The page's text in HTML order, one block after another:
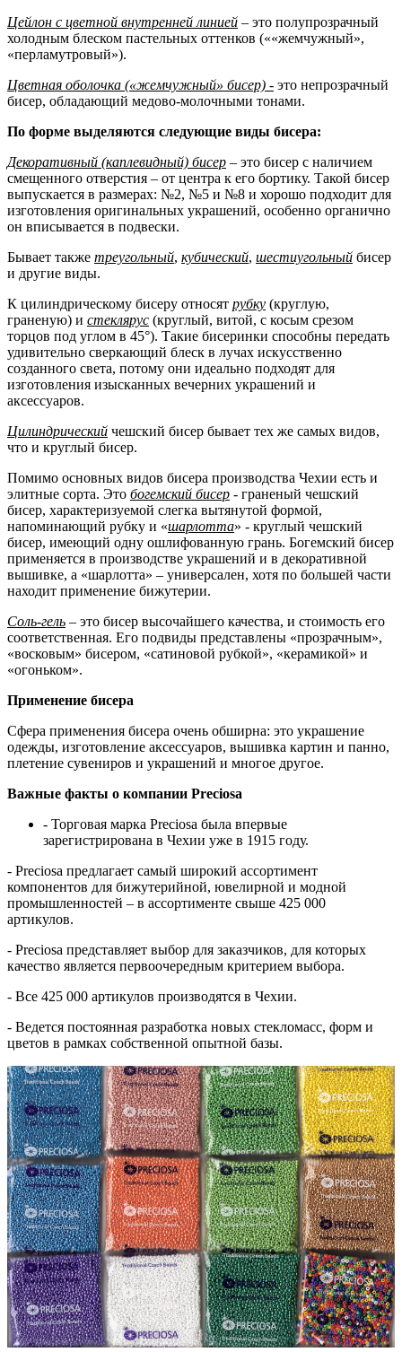
Цейлон с цветной внутренней линией – это полупрозрачный
холодным блеском пастельных оттенков (««жемчужный»,
«перламутровый»).
Цветная оболочка («жемчужный» бисер) - это непрозрачный
бисер, обладающий медово-молочными тонами.
По форме выделяются следующие виды бисера:
Декоративный (каплевидный) бисер – это бисер с наличием
смещенного отверстия – от центра к его бортику. Такой бисер
выпускается в размерах: №2, №5 и №8 и хорошо подходит для
изготовления оригинальных украшений, особенно органично
он вписывается в подвески.
Бывает также треугольный, кубический, шестиугольный бисер
и другие виды.
К цилиндрическому бисеру относят рубку (круглую,
граненую) и стеклярус (круглый, витой, с косым срезом
торцов под углом в 45°). Такие бисеринки способны передать
удивительно сверкающий блеск в лучах искусственно
созданного света, потому они идеально подходят для
изготовления изысканных вечерних украшений и
аксессуаров.
Цилиндрический чешский бисер бывает тех же самых видов,
что и круглый бисер.
Помимо основных видов бисера производства Чехии есть и
элитные сорта. Это богемский бисер - граненый чешский
бисер, характеризуемой слегка вытянутой формой,
напоминающий рубку и «шарлотта» - круглый чешский
бисер, имеющий одну ошлифованную грань. Богемский бисер
применяется в производстве украшений и в декоративной
вышивке, а «шарлотта» – универсален, хотя по большей части
находит применение бижутерии.
Соль-гель – это бисер высочайшего качества, и стоимость его
соответственная. Его подвиды представлены «прозрачным»,
«восковым» бисером, «сатиновой рубкой», «керамикой» и
«огоньком».
Применение бисера
Сфера применения бисера очень обширна: это украшение
одежды, изготовление аксессуаров, вышивка картин и панно,
плетение сувениров и украшений и многое другое.
Важные факты о компании Preciosa
- Торговая марка Preciosa была впервые
зарегистрирована в Чехии уже в 1915 году.
- Preciosa предлагает самый широкий ассортимент
компонентов для бижутерийной, ювелирной и модной
промышленностей – в ассортименте свыше 425 000
артикулов.
- Preciosa представляет выбор для заказчиков, для которых
качество является первоочередным критерием выбора.
- Все 425 000 артикулов производятся в Чехии.
- Ведется постоянная разработка новых стекломасс, форм и
цветов в рамках собственной опытной базы.